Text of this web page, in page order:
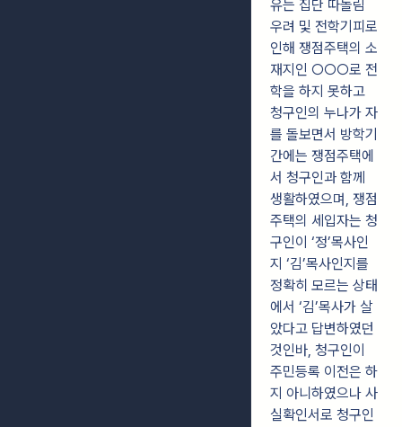
유는 집단 따돌림
우려 및 전학기피로
인해 쟁점주택의 소
재지인 ○○○로 전
학을 하지 못하고
청구인의 누나가 자
를 돌보면서 방학기
간에는 쟁점주택에
서 청구인과 함께
생활하였으며, 쟁점
주택의 세입자는 청
구인이 ‘정’목사인
지 ‘김’목사인지를
정확히 모르는 상태
에서 ‘김’목사가 살
았다고 답변하였던
것인바, 청구인이
주민등록 이전은 하
지 아니하였으나 사
실확인서로 청구인